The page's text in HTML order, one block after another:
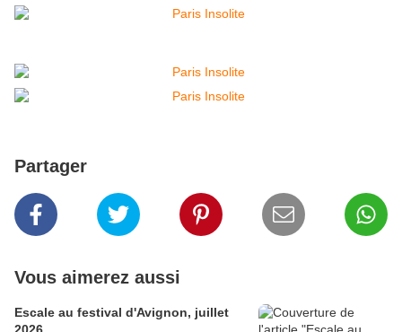
Partager
Vous aimerez aussi
Escale au festival d'Avignon, juillet